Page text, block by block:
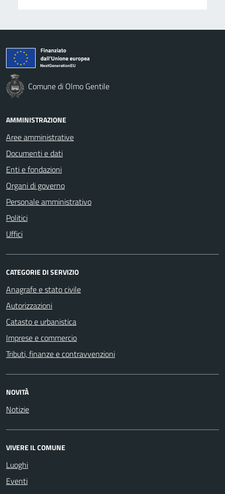
Comune di Olmo Gentile
AMMINISTRAZIONE
Aree amministrative
Documenti e dati
Enti e fondazioni
Organi di governo
Personale amministrativo
Politici
Uffici
CATEGORIE DI SERVIZIO
Anagrafe e stato civile
Autorizzazioni
Catasto e urbanistica
Imprese e commercio
Tributi, finanze e contravvenzioni
NOVITÀ
Notizie
VIVERE IL COMUNE
Luoghi
Eventi